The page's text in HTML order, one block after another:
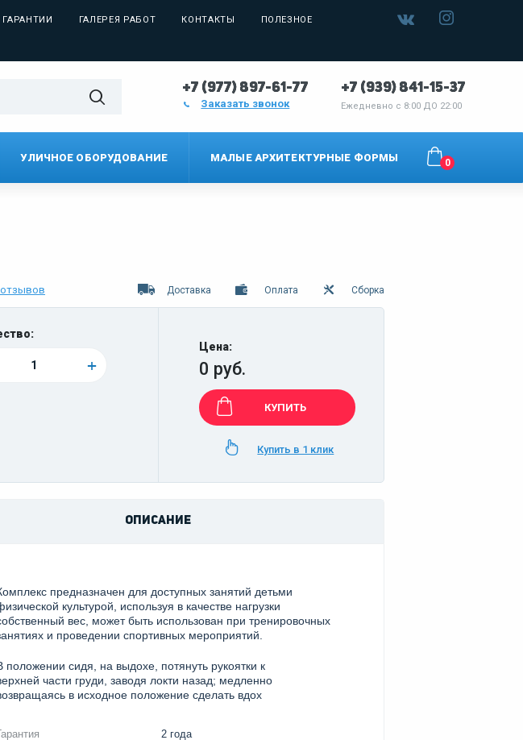
ГАРАНТИИ ГАЛЕРЕЯ РАБОТ КОНТАКТЫ ПОЛЕЗНОЕ
+7 (977) 897-61-77
Заказать звонок
+7 (939) 841-15-37
Ежедневно с 8:00 ДО 22:00
УЛИЧНОЕ ОБОРУДОВАНИЕ МАЛЫЕ АРХИТЕКТУРНЫЕ ФОРМЫ 0
Доставка Оплата Сборка
+
Цена:
0 руб.
КУПИТЬ
Купить в 1 клик
ОПИСАНИЕ
предназначен для доступных занятий детьми
культурой, используя в качестве нагрузки
вес, может быть использован при тренировочных
и проведении спортивных мероприятий.
положении сидя, на выдохе, потянуть рукоятки к
части груди, заводя локти назад; медленно
в исходное положение сделать вдох
2 года